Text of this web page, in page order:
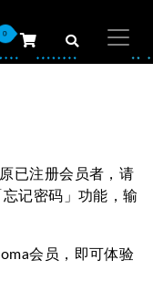
0
已注册会员者，请
记密码」功能，输
会员，即可体验